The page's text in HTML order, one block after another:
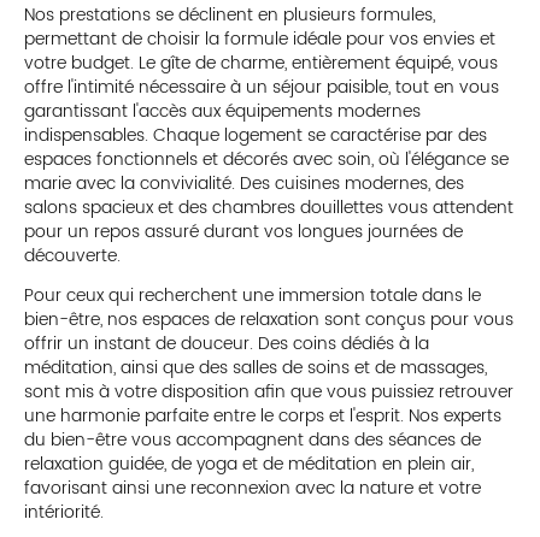
Nos prestations se déclinent en plusieurs formules,
permettant de choisir la formule idéale pour vos envies et
votre budget. Le gîte de charme, entièrement équipé, vous
offre l'intimité nécessaire à un séjour paisible, tout en vous
garantissant l'accès aux équipements modernes
indispensables. Chaque logement se caractérise par des
espaces fonctionnels et décorés avec soin, où l'élégance se
marie avec la convivialité. Des cuisines modernes, des
salons spacieux et des chambres douillettes vous attendent
pour un repos assuré durant vos longues journées de
découverte.
Pour ceux qui recherchent une immersion totale dans le
bien-être, nos espaces de relaxation sont conçus pour vous
offrir un instant de douceur. Des coins dédiés à la
méditation, ainsi que des salles de soins et de massages,
sont mis à votre disposition afin que vous puissiez retrouver
une harmonie parfaite entre le corps et l'esprit. Nos experts
du bien-être vous accompagnent dans des séances de
relaxation guidée, de yoga et de méditation en plein air,
favorisant ainsi une reconnexion avec la nature et votre
intériorité.